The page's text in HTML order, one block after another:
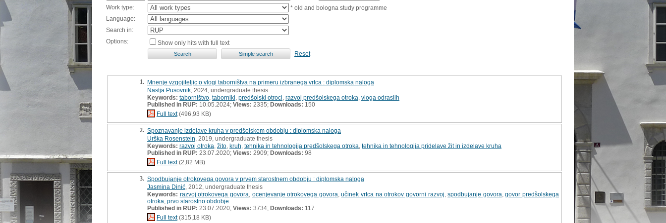
Work type:
* old and bologna study programme
Language:
Search in:
Options:
Show only hits with full text
Reset
1. Mnenje vzgojiteljic o vlogi taborništva na primeru izbranega vrtca : diplomska naloga
Nastja Pusovnik , 2024, undergraduate thesis
Keywords: taborništvo taborniki predšolski otroci razvoj predšolskega otroka vloga odraslih
Published in RUP: 10.05.2024; Views: 2335; Downloads: 150
Full text(496,93 KB)
2. Spoznavanje izdelave kruha v predšolskem obdobju : diplomska naloga
Urška Rosenstein , 2019, undergraduate thesis
Keywords: razvoj otroka žito kruh tehnika in tehnologija predšolskega otroka tehnika in tehnologija pridelave žit in izdelave kruha
Published in RUP: 23.07.2020; Views: 2909; Downloads: 98
Full text(2,82 MB)
3. Spodbujanje otrokovega govora v prvem starostnem obdobju : diplomska naloga
Jasmina Dinić , 2012, undergraduate thesis
Keywords: razvoj otrokovega govora ocenjevanje otrokovega govora ,učinek vrtca na otrokov govorni razvoj ,spodbujanje govora ,govor predšolskega
otroka prvo starostno obdobje
Published in RUP: 23.07.2020; Views: 3734; Downloads: 117
Full text(315,18 KB)